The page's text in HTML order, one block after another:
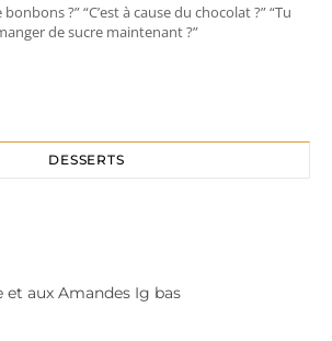
?” “C’est à cause du chocolat ?” “Tu
de sucre maintenant ?”
DESSERTS
et aux Amandes Ig bas